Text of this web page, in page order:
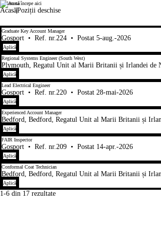
Cicor
Cariera ta începe aici
AcasăPoziții deschise
Graduate Key Account Manager
Gosport • Ref. nr.224 • Postat 5-aug.-2026
Aplică
Regional Systems Engineer (South West)
Plymouth, Regatul Unit al Marii Britanii și Irlandei de
Aplică
Lead Electrical Engineer
Gosport • Ref. nr.220 • Postat 28-mai-2026
Aplică
Experienced Account Manager
Bedford, Bedford, Regatul Unit al Marii Britanii și
Aplică
FAIR Inspector
Gosport • Ref. nr.209 • Postat 14-apr.-2026
Aplică
Conformal Coat Technician
Bedford, Bedford, Regatul Unit al Marii Britanii și
Aplică
1-6 din 17 rezultate